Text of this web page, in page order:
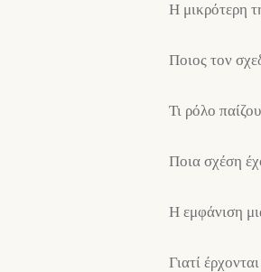
Η μικρότερη
Ποιος τον
Τι ρόλο
Ποια σχέση
Η εμφάνιση
Γιατί